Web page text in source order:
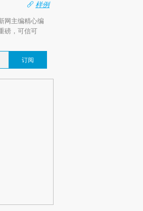
样例
网主编精心编
磅，可信可
订阅